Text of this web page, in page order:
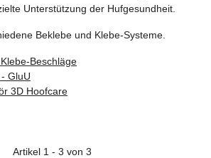
Unterstützung der Hufgesundheit.
Beklebe und Klebe-Systeme.
Beschläge
GluU
3D Hoofcare
Artikel 1 - 3 von 3